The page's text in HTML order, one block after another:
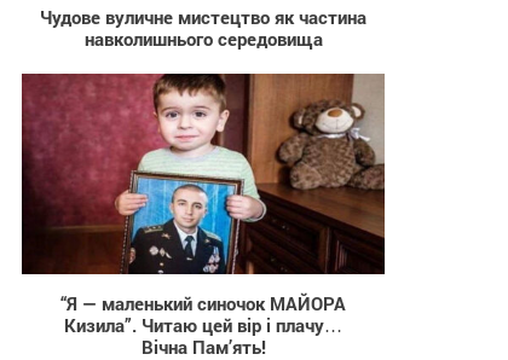
Чудове вуличне мистецтво як частина
навколишнього середовища
14 213
“Я — маленький синочок МАЙОРА
Кизила”. Читаю цей вір і плачу…
Вічна Пам’ять!